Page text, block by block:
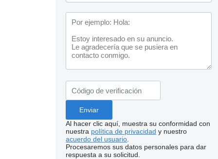
Al hacer clic aquí, muestra su conformidad con
nuestra política de privacidad y nuestro
acuerdo del usuario
Procesaremos sus datos personales para dar
respuesta a su solicitud.